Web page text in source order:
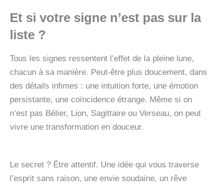
Et si votre signe n’est pas sur la
liste ?
Tous les signes ressentent l’effet de la pleine lune,
chacun à sa manière. Peut-être plus doucement, dans
des détails infimes : une intuition forte, une émotion
persistante, une coïncidence étrange. Même si on
n’est pas Bélier, Lion, Sagittaire ou Verseau, on peut
vivre une transformation en douceur.
Le secret ? Être attentif. Une idée qui vous traverse
l’esprit sans raison, une envie soudaine, un rêve